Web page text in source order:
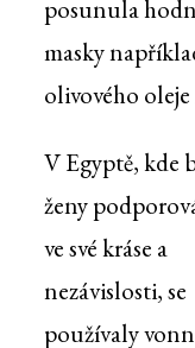
posunula
masky
olivového
V Egyptě, kde
ženy
ve své kráse a
nezávislosti, se
používaly